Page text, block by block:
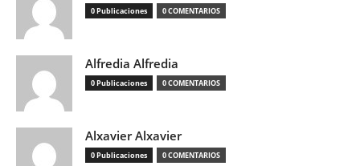
0 Publicaciones 0 COMENTARIOS
Alfredia Alfredia
0 Publicaciones 0 COMENTARIOS
Alxavier Alxavier
0 Publicaciones 0 COMENTARIOS